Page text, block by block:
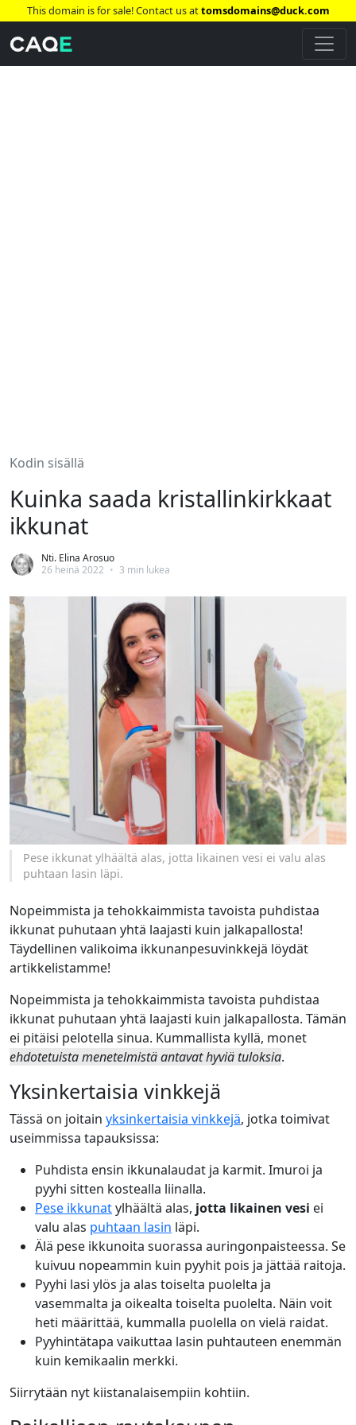
This domain is for sale! Contact us attomsdomains@duck.com
Kodin sisällä
Kuinka saada kristallinkirkkaat
ikkunat
Nti. Elina Arosuo
26 heinä 2022 • 3 min lukea
Pese ikkunat ylhäältä alas, jotta likainen vesi ei valu alas
puhtaan lasin läpi.
Nopeimmista ja tehokkaimmista tavoista puhdistaa
ikkunat puhutaan yhtä laajasti kuin jalkapallosta!
Täydellinen valikoima ikkunanpesuvinkkejä löydät
artikkelistamme!
Nopeimmista ja tehokkaimmista tavoista puhdistaa
ikkunat puhutaan yhtä laajasti kuin jalkapallosta. Tämän
ei pitäisi pelotella sinua. Kummallista kyllä, monet
ehdotetuista menetelmistä antavat hyviä tuloksia.
Yksinkertaisia vinkkejä
Tässä on joitain yksinkertaisia vinkkejä, jotka toimivat
useimmissa tapauksissa:
Puhdista ensin ikkunalaudat ja karmit. Imuroi ja
pyyhi sitten kostealla liinalla.
Pese ikkunatylhäältä alas, jotta likainen vesi ei
valu alas puhtaan lasin läpi.
Älä pese ikkunoita suorassa auringonpaisteessa. Se
kuivuu nopeammin kuin pyyhit pois ja jättää raitoja.
Pyyhi lasi ylös ja alas toiselta puolelta ja
vasemmalta ja oikealta toiselta puolelta. Näin voit
heti määrittää, kummalla puolella on vielä raidat.
Pyyhintätapa vaikuttaa lasin puhtauteen enemmän
kuin kemikaalin merkki.
Siirrytään nyt kiistanalaisempiin kohtiin.